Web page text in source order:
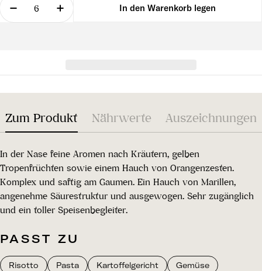
Menge für Grüner Veltliner Dürnsteiner Wachau
Menge für Grüner Veltliner Dürnsteiner
In den Warenkorb legen
Zum Produkt Nährwerte Auszeichnungen
In der Nase feine Aromen nach Kräutern, gelben
Tropenfrüchten sowie einem Hauch von Orangenzesten.
Komplex und saftig am Gaumen. Ein Hauch von Marillen,
angenehme Säurestruktur und ausgewogen. Sehr zugänglich
und ein toller Speisenbegleiter.
PASST ZU
Risotto Pasta Kartoffelgericht
Gemüse